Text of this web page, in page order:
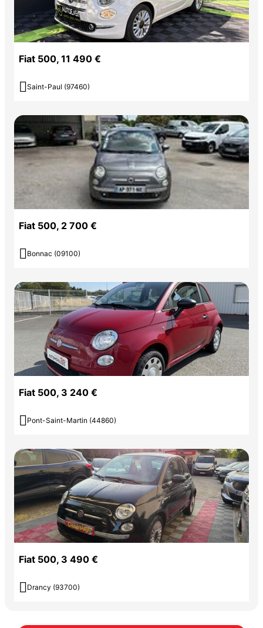
Fiat 500, 11 490 €
 Saint-Paul (97460)
Fiat 500, 2 700 €
 Bonnac (09100)
Fiat 500, 3 240 €
 Pont-Saint-Martin (44860)
Fiat 500, 3 490 €
 Drancy (93700)